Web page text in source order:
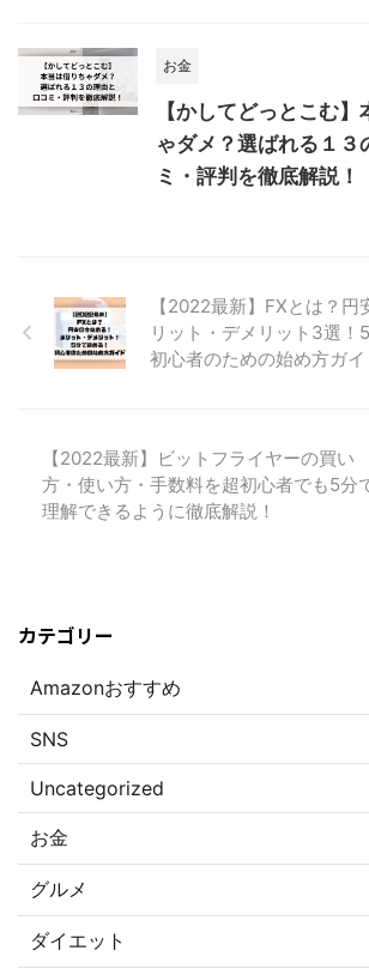
お金
【かしてどっとこむ
ゃダメ？選ばれる１３
ミ・評判を徹底解説！
【2022最新】FXとは？円
リット・デメリット3選！
初心者のための始め方ガイ
【2022最新】ビットフライヤーの買い
方・使い方・手数料を超初心者でも5分
理解できるように徹底解説！
カテゴリー
Amazonおすすめ
SNS
Uncategorized
お金
グルメ
ダイエット